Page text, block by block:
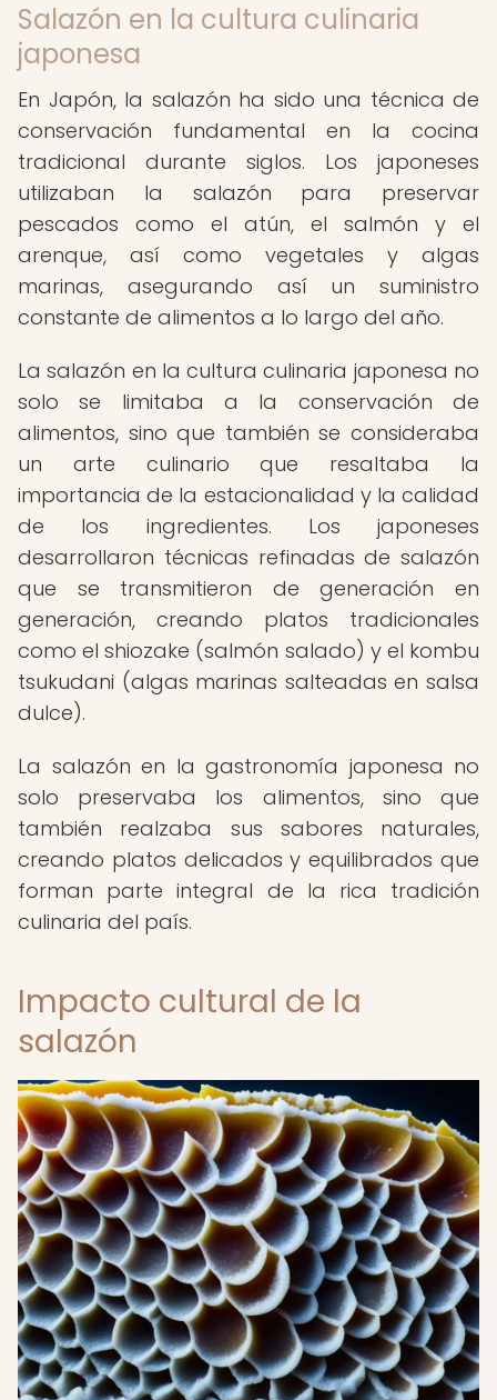
Salazón en la cultura culinaria
japonesa
En Japón, la salazón ha sido una técnica de
conservación fundamental en la cocina
tradicional durante siglos. Los japoneses
utilizaban la salazón para preservar
pescados como el atún, el salmón y el
arenque, así como vegetales y algas
marinas, asegurando así un suministro
constante de alimentos a lo largo del año.
La salazón en la cultura culinaria japonesa no
solo se limitaba a la conservación de
alimentos, sino que también se consideraba
un arte culinario que resaltaba la
importancia de la estacionalidad y la calidad
de los ingredientes. Los japoneses
desarrollaron técnicas refinadas de salazón
que se transmitieron de generación en
generación, creando platos tradicionales
como el shiozake (salmón salado) y el kombu
tsukudani (algas marinas salteadas en salsa
dulce).
La salazón en la gastronomía japonesa no
solo preservaba los alimentos, sino que
también realzaba sus sabores naturales,
creando platos delicados y equilibrados que
forman parte integral de la rica tradición
culinaria del país.
Impacto cultural de la
salazón